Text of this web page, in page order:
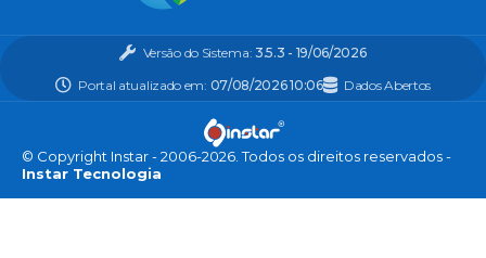
Versão do Sistema: 3.5.3 - 19/06/2026
Portal atualizado em: 07/08/2026 10:06 Dados Abertos
© Copyright Instar - 2006-2026. Todos os direitos reservados -
Instar Tecnologia